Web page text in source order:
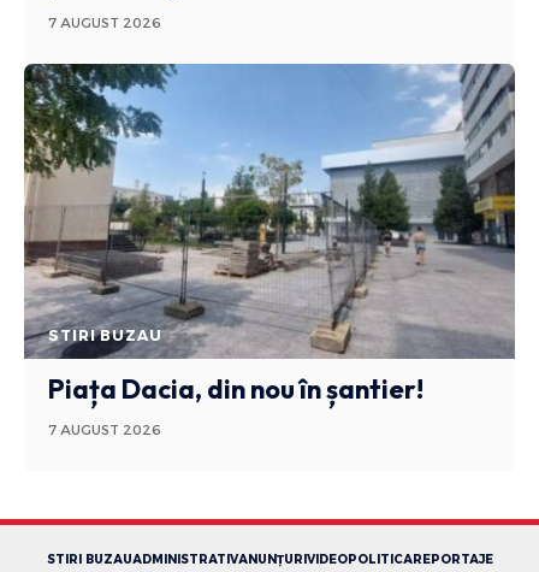
7 AUGUST 2026
STIRI BUZAU
Piața Dacia, din nou în șantier!
7 AUGUST 2026
STIRI BUZAUADMINISTRATIVANUNȚURI VIDEOPOLITICAREPORTAJE